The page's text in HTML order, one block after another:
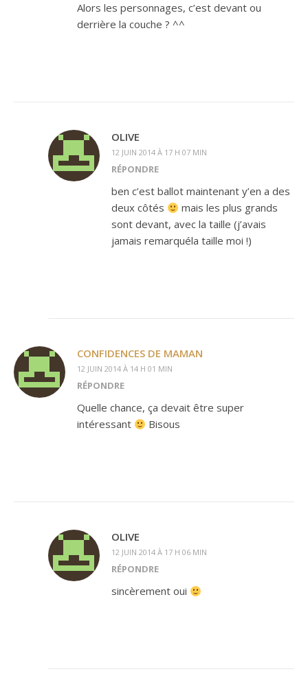
Alors les personnages, c’est devant ou
derrière la couche ? ^^
OLIVE
12 JUIN 2014 À 17 H 07 MIN
RÉPONDRE
ben c’est ballot maintenant y’en a des
deux côtés
mais les plus grands
sont devant, avec la taille (j’avais
jamais remarquéla taille moi !)
CONFIDENCES DE MAMAN
12 JUIN 2014 À 14 H 01 MIN
RÉPONDRE
Quelle chance, ça devait être super
intéressant
Bisous
OLIVE
12 JUIN 2014 À 17 H 06 MIN
RÉPONDRE
sincèrement oui